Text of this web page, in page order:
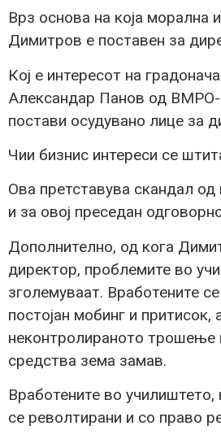
Врз основа на која морална
Димитров е поставен за
Кој е интересот на
Александар Панов од
постави осудувано лице за
Чии бизнис интереси се
Ова претставува скандал
и за овој преседан
Дополнително, од кога
директор, проблемите во
зголемуваат. Вработените
постојан мобинг и притисок,
неконтролираното трошење
средства зема замав.
Вработените во училиштето,
се револтирани и со право